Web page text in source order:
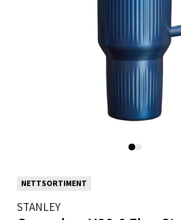
NETTSORTIMENT
STANLEY
Mandal - Alti Mandal
Skarvøyveien 55, 4517 Mandal